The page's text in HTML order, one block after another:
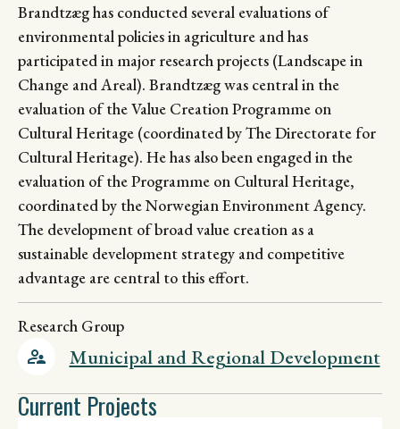
Brandtzæg has conducted several evaluations of
environmental policies in agriculture and has
participated in major research projects (Landscape in
Change and Areal). Brandtzæg was central in the
evaluation of the Value Creation Programme on
Cultural Heritage (coordinated by The Directorate for
Cultural Heritage). He has also been engaged in the
evaluation of the Programme on Cultural Heritage,
coordinated by the Norwegian Environment Agency.
The development of broad value creation as a
sustainable development strategy and competitive
advantage are central to this effort.
Research Group
Municipal and Regional Development
Current Projects